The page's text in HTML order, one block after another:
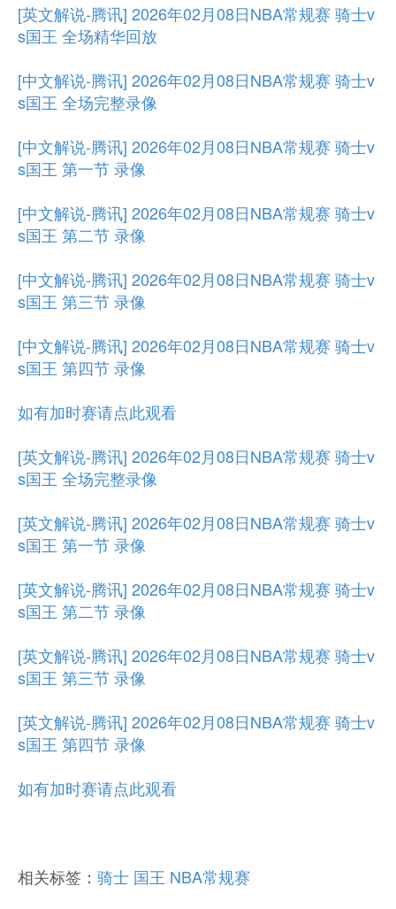
[英文解说-腾讯] 2026年02月08日NBA常规赛 骑士v
s国王 全场精华回放
[中文解说-腾讯] 2026年02月08日NBA常规赛 骑士v
s国王 全场完整录像
[中文解说-腾讯] 2026年02月08日NBA常规赛 骑士v
s国王 第一节 录像
[中文解说-腾讯] 2026年02月08日NBA常规赛 骑士v
s国王 第二节 录像
[中文解说-腾讯] 2026年02月08日NBA常规赛 骑士v
s国王 第三节 录像
[中文解说-腾讯] 2026年02月08日NBA常规赛 骑士v
s国王 第四节 录像
如有加时赛请点此观看
[英文解说-腾讯] 2026年02月08日NBA常规赛 骑士v
s国王 全场完整录像
[英文解说-腾讯] 2026年02月08日NBA常规赛 骑士v
s国王 第一节 录像
[英文解说-腾讯] 2026年02月08日NBA常规赛 骑士v
s国王 第二节 录像
[英文解说-腾讯] 2026年02月08日NBA常规赛 骑士v
s国王 第三节 录像
[英文解说-腾讯] 2026年02月08日NBA常规赛 骑士v
s国王 第四节 录像
如有加时赛请点此观看
相关标签： 骑士 国王 NBA常规赛